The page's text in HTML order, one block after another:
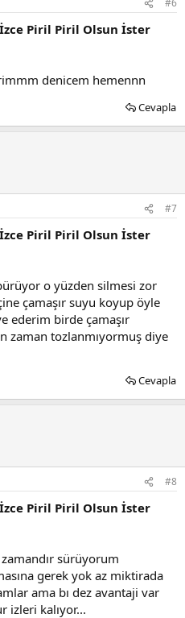
#6
Piril Piril Olsun İster
denicem hemennn
Cevapla
#7
Piril Piril Olsun İster
o yüzden silmesi zor
çamaşır suyu koyup öyle
ederim birde çamaşır
zaman tozlanmıyormuş diye
Cevapla
#8
Piril Piril Olsun İster
sürüyorum
gerek yok az miktirada
ama bı dez avantaji var
izleri kalıyor...